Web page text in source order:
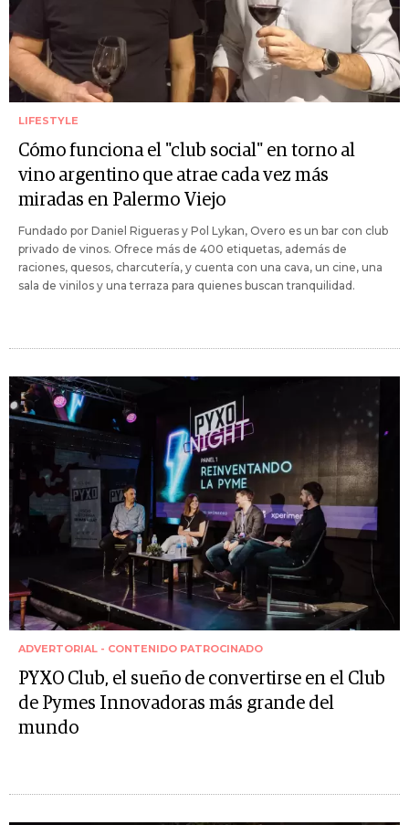
LIFESTYLE
Cómo funciona el "club social" en torno al
vino argentino que atrae cada vez más
miradas en Palermo Viejo
Fundado por Daniel Rigueras y Pol Lykan, Overo es un bar con club
privado de vinos. Ofrece más de 400 etiquetas, además de
raciones, quesos, charcutería, y cuenta con una cava, un cine, una
sala de vinilos y una terraza para quienes buscan tranquilidad.
ADVERTORIAL - CONTENIDO PATROCINADO
PYXO Club, el sueño de convertirse en el Club
de Pymes Innovadoras más grande del
mundo